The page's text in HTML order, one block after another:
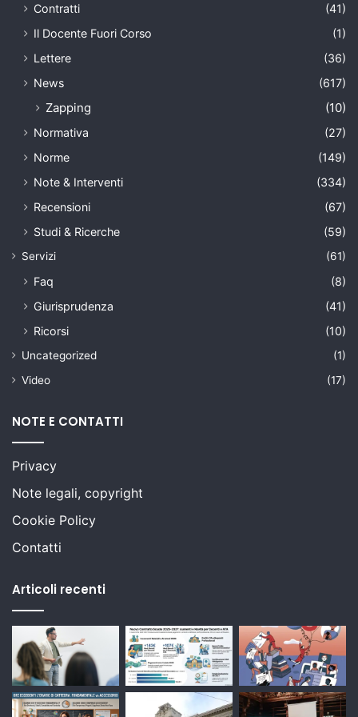
Contratti
(41)
Il Docente Fuori Corso
(1)
Lettere
(36)
News
(617)
Zapping (10)
Normativa
(27)
Norme
(149)
Note & Interventi
(334)
Recensioni
(67)
Studi & Ricerche
(59)
Servizi (61)
Faq
(8)
Giurisprudenza
(41)
Ricorsi
(10)
Uncategorized
(1)
Video
(17)
NOTE E CONTATTI
Privacy
Note legali, copyright
Cookie Policy
Contatti
Articoli recenti